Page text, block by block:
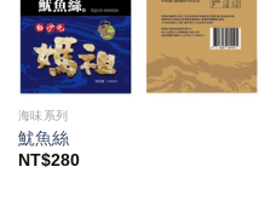
海味系列
魷魚絲
NT$280